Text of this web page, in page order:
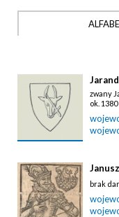
zwany
ok.
brak